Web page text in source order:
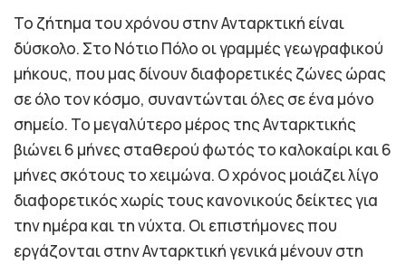
Το ζήτημα του χρόνου στην Ανταρκτική είναι
δύσκολο. Στο Νότιο Πόλο οι γραμμές γεωγραφικού
μήκους, που μας δίνουν διαφορετικές ζώνες ώρας
σε όλο τον κόσμο, συναντώνται όλες σε ένα μόνο
σημείο. Το μεγαλύτερο μέρος της Ανταρκτικής
βιώνει 6 μήνες σταθερού φωτός το καλοκαίρι και 6
μήνες σκότους το χειμώνα. Ο χρόνος μοιάζει λίγο
διαφορετικός χωρίς τους κανονικούς δείκτες για
την ημέρα και τη νύχτα. Οι επιστήμονες που
εργάζονται στην Ανταρκτική γενικά μένουν στη